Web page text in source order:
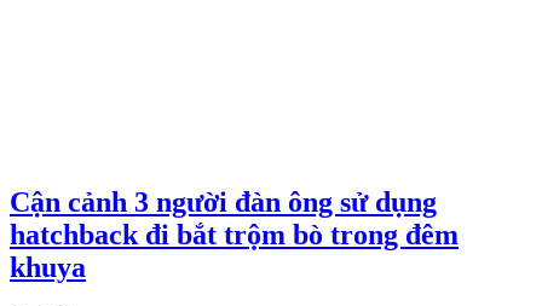
Cận cảnh 3 người đàn ông sử dụng
hatchback đi bắt trộm bò trong đêm
khuya